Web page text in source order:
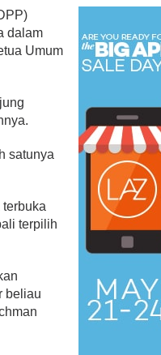
dalam
Umum
satunya
terbuka
terpilih
beliau
| Februari 15, 2026